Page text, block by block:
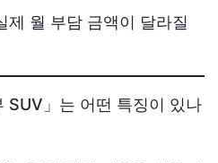
제 월 부담 금액이 달라질
SUV」는 어떤 특징이 있나